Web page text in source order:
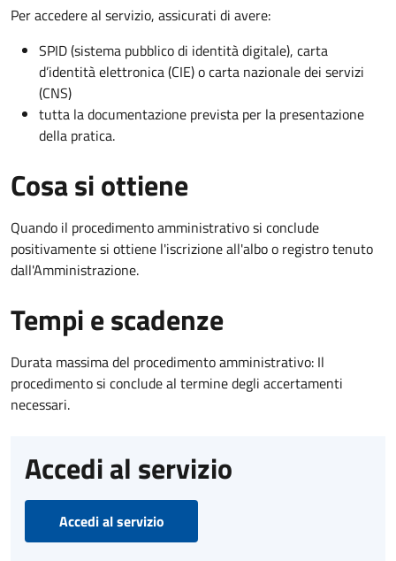
Per accedere al servizio, assicurati di avere:
SPID (sistema pubblico di identità digitale), carta
d’identità elettronica (CIE) o carta nazionale dei servizi
(CNS)
tutta la documentazione prevista per la presentazione
della pratica.
Cosa si ottiene
Quando il procedimento amministrativo si conclude
positivamente si ottiene l'iscrizione all'albo o registro tenuto
dall'Amministrazione.
Tempi e scadenze
Durata massima del procedimento amministrativo: Il
procedimento si conclude al termine degli accertamenti
necessari.
Accedi al servizio
Accedi al servizio